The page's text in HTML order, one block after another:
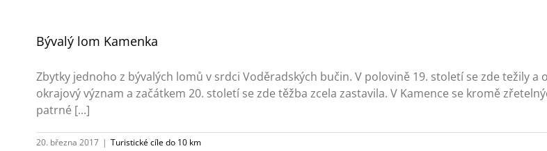
Bývalý lom Kamenka
Zbytky jednoho z bývalých lomů v srdci Voděradských bučin. V polovině 19. století se zde težily
okrajový význam a začátkem 20. století se zde těžba zcela zastavila. V Kamence se kromě
patrné [...]
20. března 2017 | Turistické cíle do 10 km